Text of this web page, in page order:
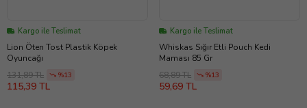
Kargo ile Teslimat
Lion Öten Tost Plastik Köpek
Oyuncağı
131,89 TL
%13
115,39 TL
Kargo ile Teslimat
Whiskas Sığır Etli Pouch Kedi
Maması 85 Gr
68,89 TL
%13
59,69 TL